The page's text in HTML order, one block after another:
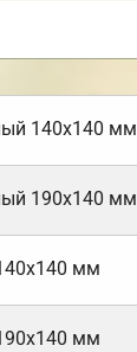
140х140 мм
190х140 мм
мм
мм